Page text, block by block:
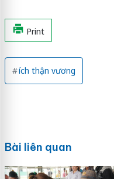
Print
ích thận vương
Bài liên quan